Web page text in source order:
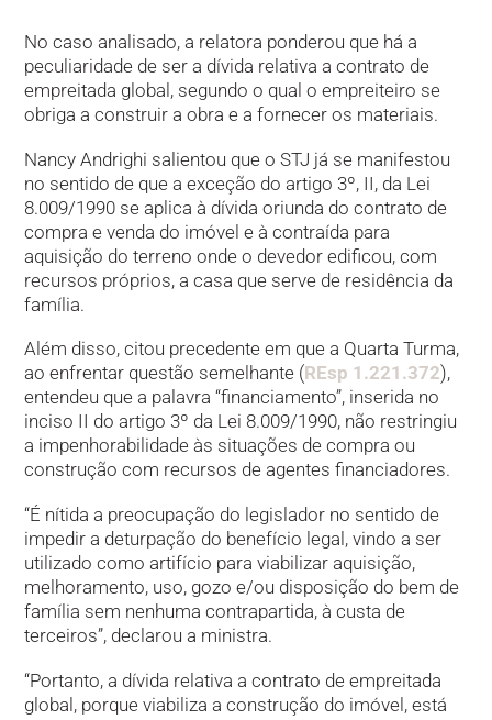
No caso analisado, a relatora ponderou que há a
peculiaridade de ser a dívida relativa a contrato de
empreitada global, segundo o qual o empreiteiro se
obriga a construir a obra e a fornecer os materiais.
Nancy Andrighi salientou que o STJ já se manifestou
no sentido de que a exceção do artigo 3º, II, da Lei
8.009/1990 se aplica à dívida oriunda do contrato de
compra e venda do imóvel e à contraída para
aquisição do terreno onde o devedor edificou, com
recursos próprios, a casa que serve de residência da
família.
Além disso, citou precedente em que a Quarta Turma,
ao enfrentar questão semelhante (REsp 1.221.372),
entendeu que a palavra “financiamento”, inserida no
inciso II do artigo 3º da Lei 8.009/1990, não restringiu
a impenhorabilidade às situações de compra ou
construção com recursos de agentes financiadores.
“É nítida a preocupação do legislador no sentido de
impedir a deturpação do benefício legal, vindo a ser
utilizado como artifício para viabilizar aquisição,
melhoramento, uso, gozo e/ou disposição do bem de
família sem nenhuma contrapartida, à custa de
terceiros”, declarou a ministra.
“Portanto, a dívida relativa a contrato de empreitada
global, porque viabiliza a construção do imóvel, está